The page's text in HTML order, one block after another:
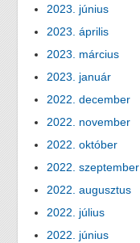
2023. június
2023. április
2023. március
2023. január
2022. december
2022. november
2022. október
2022. szeptember
2022. augusztus
2022. július
2022. június